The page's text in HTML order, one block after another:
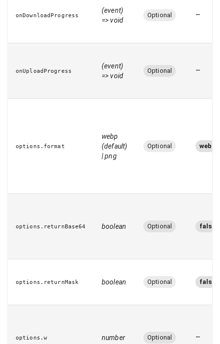
onDownloadProgress
(event)
=> void
Optional –
onUploadProgress
(event)
=> void
Optional –
options.format
webp
(default)
| png
Optional webp
options.returnBase64 boolean Optional false
options.returnMask boolean Optional false
options.w number Optional –